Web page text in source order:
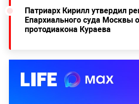
Патриарх Кирилл утвердил
Епархиального суда Москвы
протодиакона Кураева